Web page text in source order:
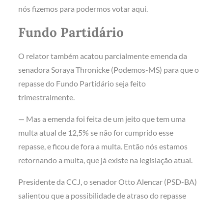
nós fizemos para podermos votar aqui.
Fundo Partidário
O relator também acatou parcialmente emenda da
senadora Soraya Thronicke (Podemos-MS) para que o
repasse do Fundo Partidário seja feito
trimestralmente.
— Mas a emenda foi feita de um jeito que tem uma
multa atual de 12,5% se não for cumprido esse
repasse, e ficou de fora a multa. Então nós estamos
retornando a multa, que já existe na legislação atual.
Presidente da CCJ, o senador Otto Alencar (PSD-BA)
salientou que a possibilidade de atraso do repasse